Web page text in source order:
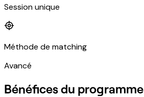
Session unique
Méthode de matching
Avancé
Bénéfices du programme